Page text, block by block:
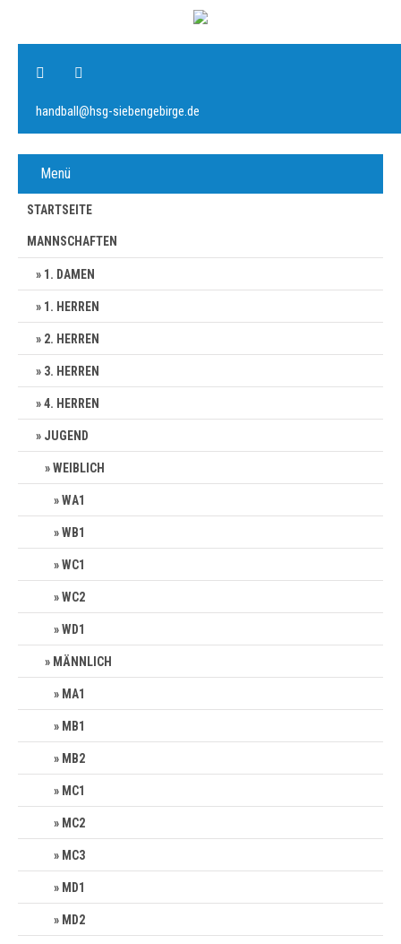
handball@hsg-siebengebirge.de
Menü
STARTSEITE
MANNSCHAFTEN
1. DAMEN
1. HERREN
2. HERREN
3. HERREN
4. HERREN
JUGEND
WEIBLICH
WA1
WB1
WC1
WC2
WD1
MÄNNLICH
MA1
MB1
MB2
MC1
MC2
MC3
MD1
MD2